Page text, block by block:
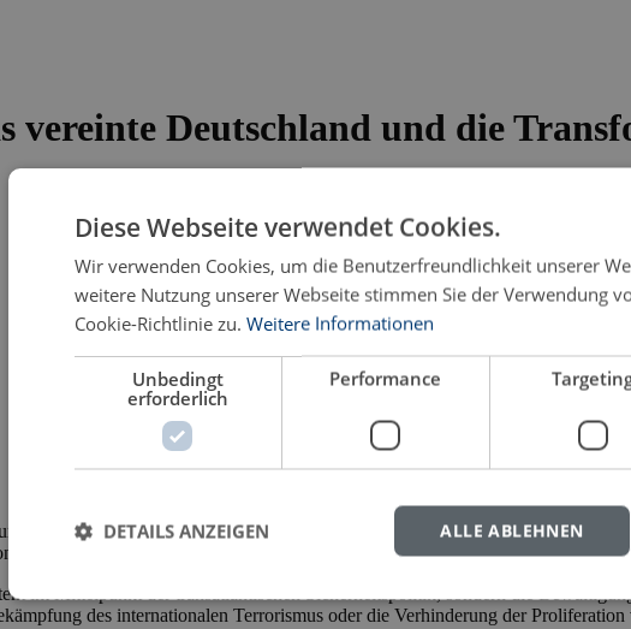
vereinte Deutschland und die
schließen
des Ost-West-Konflikts ist die NATO ein gewichtiger Faktor der
Systems grundlegend verändert.
im Mittelpunkt der transatlantischen Sicherheitspolitik, sondern die
des internationalen Terrorismus oder die Verhinderung der
Diese Webseite verwendet Cookies.
Wir verwenden Cookies, um die Benutzerfreundlichkeit unserer
weitere Nutzung unserer Webseite stimmen Sie der Verwendung
Cookie-Richtlinie zu. Weitere Informationen
Unbedingt
erforderlich
Performance
ALLE ABLEHNEN
DETAILS ANZEIGEN